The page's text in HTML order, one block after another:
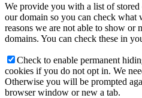
We provide you with a list of
our domain so you can check what
reasons we are not able to show or
domains. You can check these in
Check to enable permanent
cookies if you do not opt in. We
Otherwise you will be prompted
browser window or new a tab.